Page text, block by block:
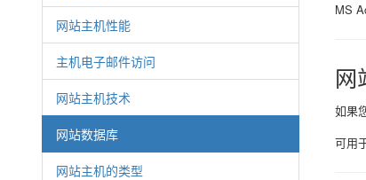
网站主机性能
主机电子邮件访问
网站主机技术
网站数据库
网站主机的类型
MS
网
如果
可用